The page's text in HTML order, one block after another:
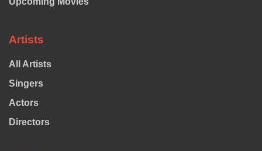
Artists
All Artists
Singers
Actors
Directors